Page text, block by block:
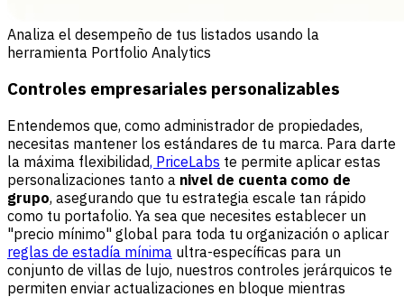
Analiza el desempeño de tus listados usando la
herramienta Portfolio Analytics
Controles empresariales personalizables
Entendemos que, como administrador de propiedades,
necesitas mantener los estándares de tu marca. Para darte
la máxima flexibilidad, PriceLabs te permite aplicar estas
personalizaciones tanto a nivel de cuenta como de
grupo, asegurando que tu estrategia escale tan rápido
como tu portafolio. Ya sea que necesites establecer un
"precio mínimo" global para toda tu organización o aplicar
reglas de estadía mínima ultra-específicas para un
conjunto de villas de lujo, nuestros controles jerárquicos te
permiten enviar actualizaciones en bloque mientras